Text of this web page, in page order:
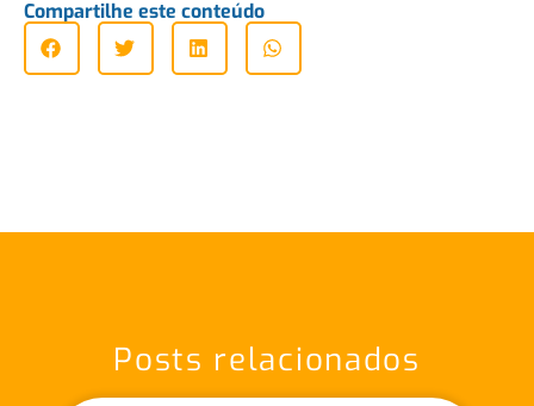
Compartilhe este conteúdo
Posts relacionados